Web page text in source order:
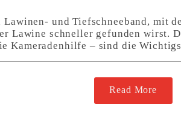
und Tiefschneeband, mit
Lawine schneller gefunden wirst.
Kameradenhilfe – sind die
Read More